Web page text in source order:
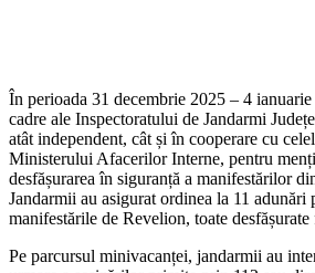
În perioada 31 decembrie 2025 – 4
cadre ale Inspectoratului de Jandarmi
atât independent, cât și în cooperare cu
Ministerului Afacerilor Interne, pentru
desfășurarea în siguranță a manifestărilor
Jandarmii au asigurat ordinea la 11 adunări
manifestările de Revelion, toate
Pe parcursul minivacanței, jandarmii au